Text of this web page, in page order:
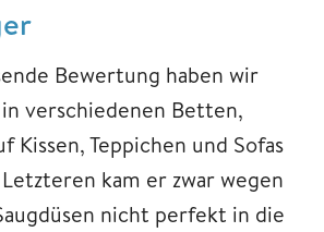
Bewertung haben wir
verschiedenen Betten,
Kissen, Teppichen und Sofas
kam er zwar wegen
nicht perfekt in die